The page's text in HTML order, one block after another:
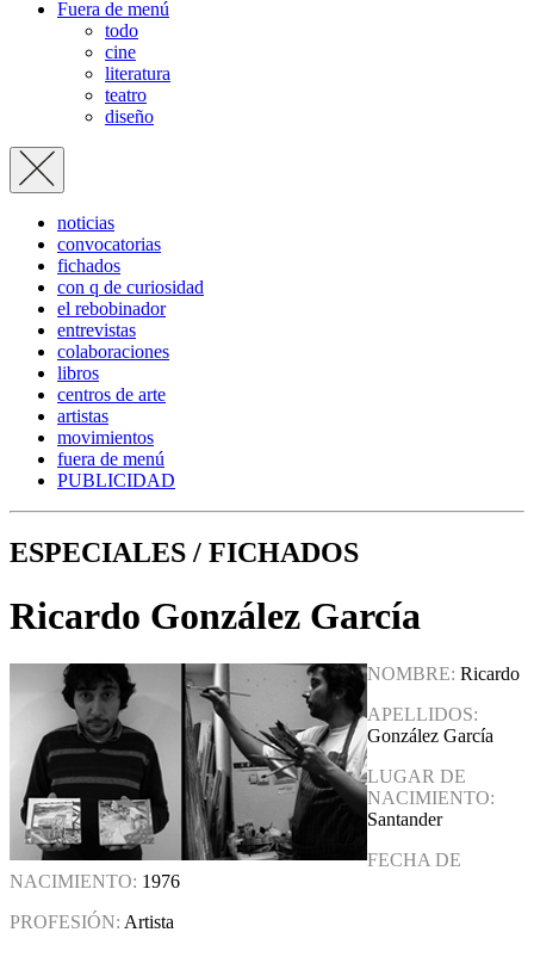
Fuera de menú
todo
cine
literatura
teatro
diseño
noticias
convocatorias
fichados
con q de curiosidad
el rebobinador
entrevistas
colaboraciones
libros
centros de arte
artistas
movimientos
fuera de menú
PUBLICIDAD
ESPECIALES / FICHADOS
Ricardo González García
NOMBRE: Ricardo
APELLIDOS:
González García
LUGAR DE
NACIMIENTO:
Santander
FECHA DE
NACIMIENTO: 1976
PROFESIÓN: Artista